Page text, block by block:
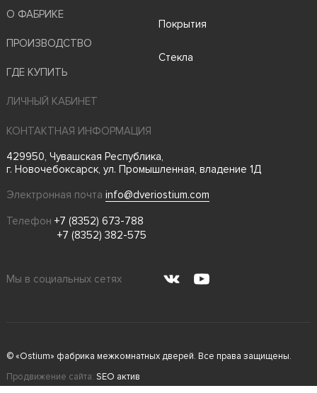
О ФАБРИКЕ
ПРОИЗВОДСТВО
ГДЕ КУПИТЬ
Покрытия
Стекла
ЛИЧНЫЙ КАБИНЕТ
КОНТАКТНАЯ ИНФОРМАЦИЯ
429950, Чувашская Республика,
г. Новочебоксарск, ул. Промышленная, владение 1Д
Электронная почта info@dveriostium.com
Телефон +7 (8352) 673-788
+7 (8352) 382-575
Мы в социальных сетях
© «Ostium» фабрика межкомнатных дверей. Все права защищены.
Продвижение сайта: SEO актив